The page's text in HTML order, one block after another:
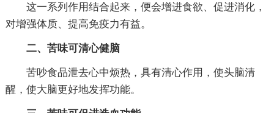
这一系列作用结合起来，便会增进食欲、促进消化，
对增强体质、提高免疫力有益。
二、苦味可清心健脑
苦吵食品泄去心中烦热，具有清心作用，使头脑清
醒，使大脑更好地发挥功能。